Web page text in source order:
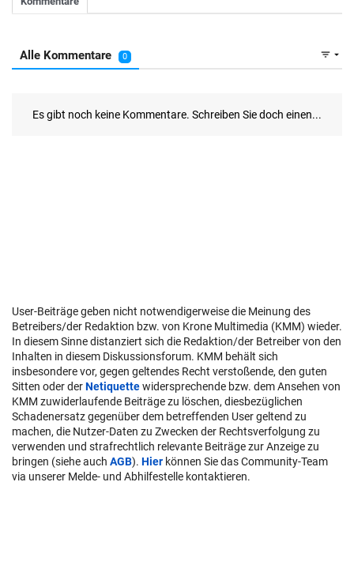
User-Beiträge geben nicht notwendigerweise die Meinung des
Betreibers/der Redaktion bzw. von Krone Multimedia (KMM) wieder.
In diesem Sinne distanziert sich die Redaktion/der Betreiber von den
Inhalten in diesem Diskussionsforum. KMM behält sich
insbesondere vor, gegen geltendes Recht verstoßende, den guten
Sitten oder derNetiquettewidersprechende bzw. dem Ansehen von
KMM zuwiderlaufende Beiträge zu löschen, diesbezüglichen
Schadenersatz gegenüber dem betreffenden User geltend zu
machen, die Nutzer-Daten zu Zwecken der Rechtsverfolgung zu
verwenden und strafrechtlich relevante Beiträge zur Anzeige zu
bringen (siehe auch AGB). Hier können Sie das Community-Team
via unserer Melde- und Abhilfestelle kontaktieren.